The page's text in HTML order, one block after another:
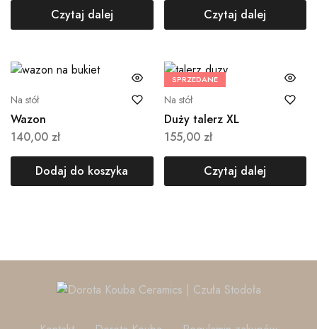
Czytaj dalej Czytaj dalej
Na stół
Wazon
140,00 zł
Dodaj do koszyka
SPRZEDANE
Na stół
Duży talerz XL
155,00 zł
Czytaj dalej